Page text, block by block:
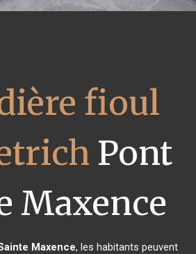
fioul
Pont
Maxence
Maxence, les habitants peuvent